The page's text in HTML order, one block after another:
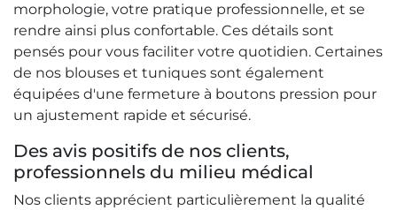
morphologie, votre pratique professionnelle, et se
rendre ainsi plus confortable. Ces détails sont
pensés pour vous faciliter votre quotidien. Certaines
de nos blouses et tuniques sont également
équipées d'une fermeture à boutons pression pour
un ajustement rapide et sécurisé.
Des avis positifs de nos clients,
professionnels du milieu médical
Nos clients apprécient particulièrement la qualité